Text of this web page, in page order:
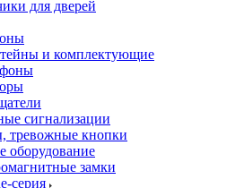
для дверей
и комплектующие
сигнализации
тревожные кнопки
оборудование
замки
серия